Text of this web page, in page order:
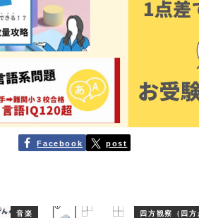
Facebook post
音楽 四方観察（四